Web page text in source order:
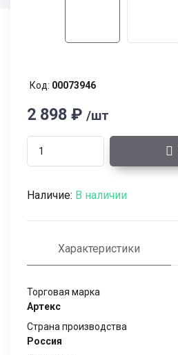
Код: 00073946
2 898 ₽ /шт
Наличие: В наличии
Характеристики
Торговая марка
Артекс
Страна производства
Россия